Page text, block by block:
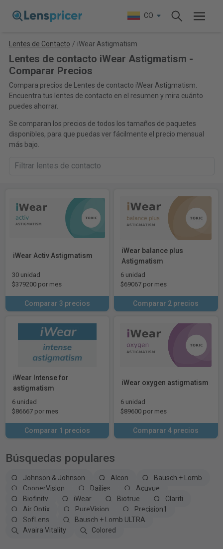
CO
Lentes de Contacto / iWear Astigmatism
Lentes de contacto iWear Astigmatism -
Comparar Precios
Compara precios de Lentes de contacto iWear Astigmatism.
Encuentra tus lentes de contacto en el resumen y mira cuánto
puedes ahorrar.
Se comparan los precios de todos los tamaños de paquetes
disponibles, para que puedas ver fácilmente el precio mensual
más bajo.
iWear Activ Astigmatism
30 unidad
$379200 por mes
Comparar 3 precios
iWear balance plus
Astigmatism
6 unidad
$69067 por mes
Comparar 2 precios
iWear Intense for
astigmatism
6 unidad
$86667 por mes
Comparar 1 precios
iWear oxygen astigmatism
6 unidad
$89600 por mes
Comparar 4 precios
Búsquedas populares
Johnson & Johnson Alcon
Bausch + Lomb
CooperVision
Dailies
Acuvue
Biofinity
iWear Biotrue
Clariti
Air Optix
PureVision
Precision1
SofLens
Bausch + Lomb ULTRA
Avaira Vitality
Colored